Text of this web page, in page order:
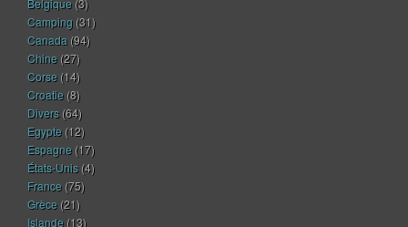
Belgique (3)
Camping (31)
Canada (94)
Chine (27)
Corse (14)
Croatie (8)
Divers (64)
Egypte (12)
Espagne (17)
États-Unis (4)
France (75)
Grèce (21)
Islande (13)